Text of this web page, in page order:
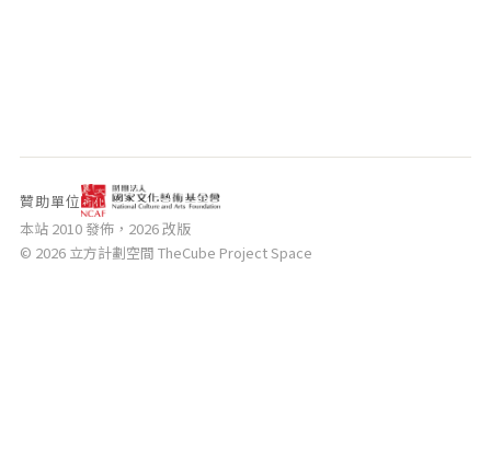
贊助單位
本站 2010 發佈，2026 改版
© 2026 立方計劃空間 TheCube Project Space